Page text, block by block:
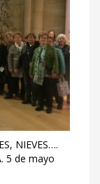
NIEVES….
5 de mayo